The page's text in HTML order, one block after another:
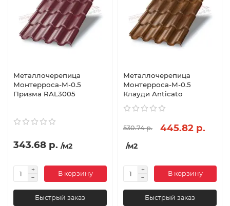
Металлочерепица
Монтерроса-M-0.5
Призма RAL3005
343.68 р. /м2
В корзину
Быстрый заказ
Металлочерепица
Монтерроса-M-0.5
Клауди Anticato
530.74 р. 445.82 р.
/м2
В корзину
Быстрый заказ